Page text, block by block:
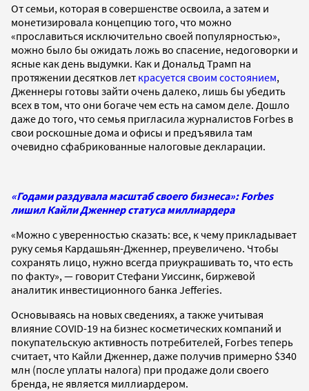
От семьи, которая в совершенстве освоила, а затем и
монетизировала концепцию того, что можно
«прославиться исключительно своей популярностью»,
можно было бы ожидать ложь во спасение, недоговорки и
ясные как день выдумки. Как и Дональд Трамп на
протяжении десятков лет красуется своим состоянием,
Дженнеры готовы зайти очень далеко, лишь бы убедить
всех в том, что они богаче чем есть на самом деле. Дошло
даже до того, что семья пригласила журналистов Forbes в
свои роскошные дома и офисы и предъявила там
очевидно сфабрикованные налоговые декларации.
«Годами раздувала масштаб своего бизнеса»: Forbes
лишил Кайли Дженнер статуса миллиардера
«Можно с уверенностью сказать: все, к чему прикладывает
руку семья Кардашьян-Дженнер, преувеличено. Чтобы
сохранять лицо, нужно всегда приукрашивать то, что есть
по факту», — говорит Стефани Уиссинк, биржевой
аналитик инвестиционного банка Jefferies.
Основываясь на новых сведениях, а также учитывая
влияние COVID-19 на бизнес косметических компаний и
покупательскую активность потребителей, Forbes теперь
считает, что Кайли Дженнер, даже получив примерно $340
млн (после уплаты налога) при продаже доли своего
бренда, не является миллиардером.